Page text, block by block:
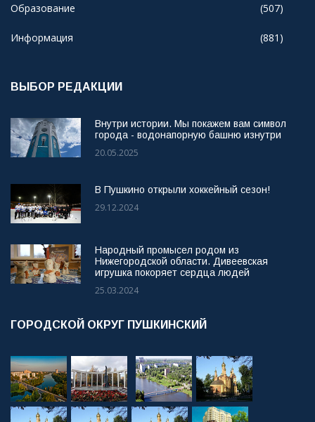
Образование (507)
Информация (881)
ВЫБОР РЕДАКЦИИ
Внутри истории. Мы покажем вам символ
города - водонапорную башню изнутри
20.05.2025
В Пушкино открыли хоккейный сезон!
29.12.2024
Народный промысел родом из
Нижегородской области. Дивеевская
игрушка покоряет сердца людей
25.03.2024
ГОРОДСКОЙ ОКРУГ ПУШКИНСКИЙ